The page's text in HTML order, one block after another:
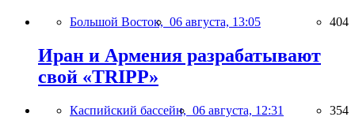
Большой Восток, 06 августа, 13:05 404
Иран и Армения разрабатывают
свой «TRIPP»
Каспийский бассейн, 06 августа, 12:31 354